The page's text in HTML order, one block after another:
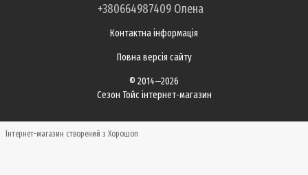
+380664987409 Олена
Контактна інформація
Повна версія сайту
© 2014—2026
Сезон Тойс інтернет-магазин
Інтернет-магазин створений з Хорошоп